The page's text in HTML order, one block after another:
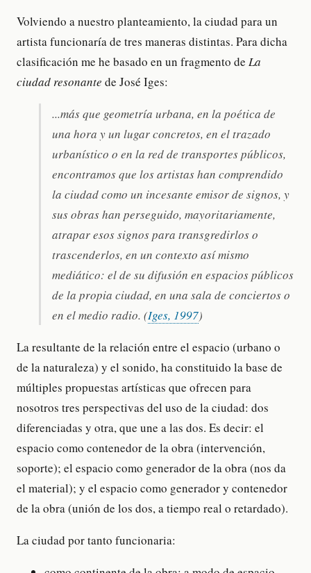
Volviendo a nuestro planteamiento, la ciudad para un
artista funcionaría de tres maneras distintas. Para dicha
clasificación me he basado en un fragmento de La
ciudad resonante de José Iges:
...más que geometría urbana, en la poética de
una hora y un lugar concretos, en el trazado
urbanístico o en la red de transportes públicos,
encontramos que los artistas han comprendido
la ciudad como un incesante emisor de signos, y
sus obras han perseguido, mayoritariamente,
atrapar esos signos para transgredirlos o
trascenderlos, en un contexto así mismo
mediático: el de su difusión en espacios públicos
de la propia ciudad, en una sala de conciertos o
en el medio radio. (Iges, 1997)
La resultante de la relación entre el espacio (urbano o
de la naturaleza) y el sonido, ha constituido la base de
múltiples propuestas artísticas que ofrecen para
nosotros tres perspectivas del uso de la ciudad: dos
diferenciadas y otra, que une a las dos. Es decir: el
espacio como contenedor de la obra (intervención,
soporte); el espacio como generador de la obra (nos da
el material); y el espacio como generador y contenedor
de la obra (unión de los dos, a tiempo real o retardado).
La ciudad por tanto funcionaria: